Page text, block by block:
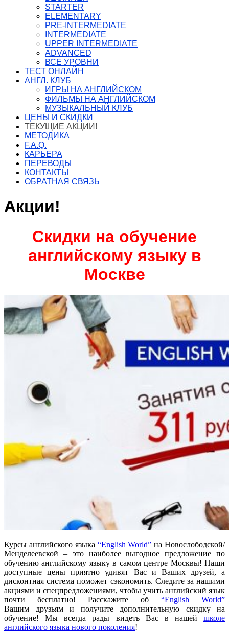
STARTER
ELEMENTARY
PRE-INTERMEDIATE
INTERMEDIATE
UPPER INTERMEDIATE
ADVANCED
ВСЕ УРОВНИ
ТЕСТ ОНЛАЙН
АНГЛ. КЛУБ
ИГРЫ НА АНГЛИЙСКОМ
ФИЛЬМЫ НА АНГЛИЙСКОМ
МУЗЫКАЛЬНЫЙ КЛУБ
ЦЕНЫ И СКИДКИ
ТЕКУЩИЕ АКЦИИ!
МЕТОДИКА
F.A.Q.
КАРЬЕРА
ПЕРЕВОДЫ
КОНТАКТЫ
ОБРАТНАЯ СВЯЗЬ
Акции!
Скидки на обучение
английскому языку в
Москве
Курсы английского языка “English World” на Новослободской/
Менделеевской – это наиболее выгодное предложение по
обучению английскому языку в самом центре Москвы! Наши
доступные цены приятно удивят Вас и Ваших друзей, а
дисконтная система поможет сэкономить. Следите за нашими
акциями и спецпредложениями, чтобы учить английский язык
почти бесплатно! Расскажите об “English World”
Вашим друзьям и получите дополнительную скидку на
обучение! Мы всегда рады видеть Вас в нашей школе
английского языка нового поколения!